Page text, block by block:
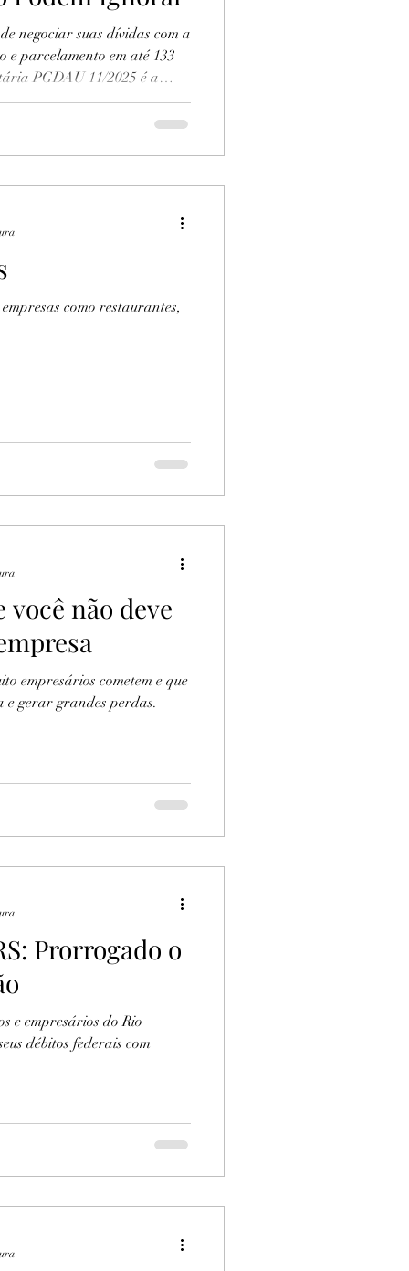
negociar suas dívidas com a
e parcelamento em até 133
PGDAU 11/2025 é a
sua empresa e retomar
vai só até 30/09/2025!
como restaurantes,
você não deve
empresários cometem e que
podem arruinar a sua empresa e gerar grandes perdas.
Prorrogado o
e empresários do Rio
débitos federais com